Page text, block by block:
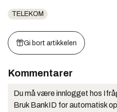
TELEKOM
Gi bort artikkelen
Kommentarer
Du må være innlogget hos
Bruk BankID for automatisk